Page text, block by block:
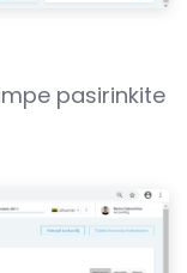
pasirinkite